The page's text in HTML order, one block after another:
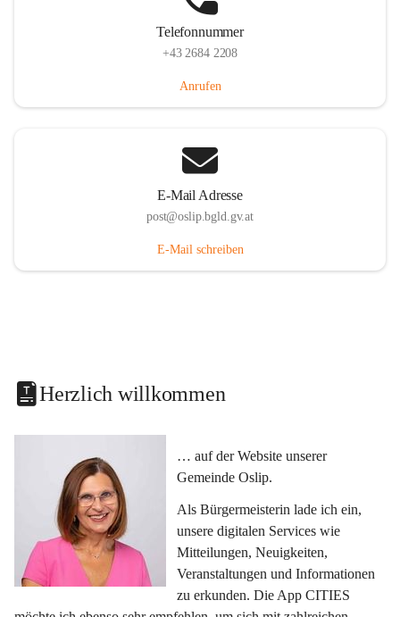
Telefonnummer
+43 2684 2208
Anrufen
E-Mail Adresse
post@oslip.bgld.gv.at
E-Mail schreiben
Herzlich willkommen
… auf der Website unserer
Gemeinde Oslip.
Als Bürgermeisterin lade ich ein,
unsere digitalen Services wie
Mitteilungen, Neuigkeiten,
Veranstaltungen und Informationen
zu erkunden. Die App CITIES